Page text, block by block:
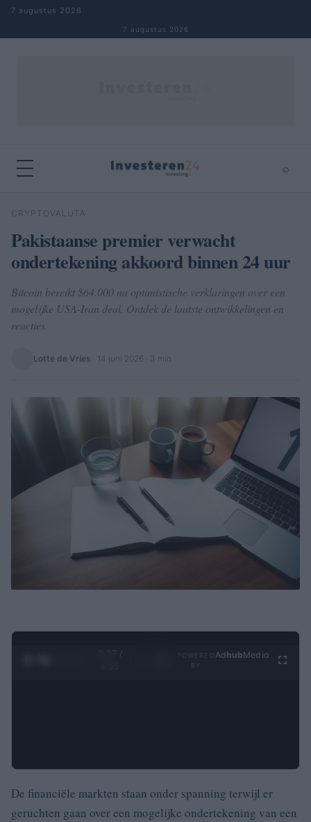
Naar inhoud springen
7 augustus 2026
7 augustus 2026
⌕
Zoeken
CRYPTOVALUTA
Pakistaanse premier verwacht
ondertekening akkoord binnen 24 uur
Bitcoin bereikt $64.000 na optimistische verklaringen over een
mogelijke USA-Iran deal. Ontdek de laatste ontwikkelingen en
reacties.
Lotte de Vries 14 juni 2026 · 3 min
0:27 /
Ad hubMedia
De financiële markten staan onder spanning terwijl er
geruchten gaan over een mogelijke ondertekening van een